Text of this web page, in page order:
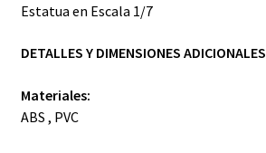
Estatua en Escala 1/7
DETALLES Y DIMENSIONES ADICIONALES
Materiales:
ABS , PVC